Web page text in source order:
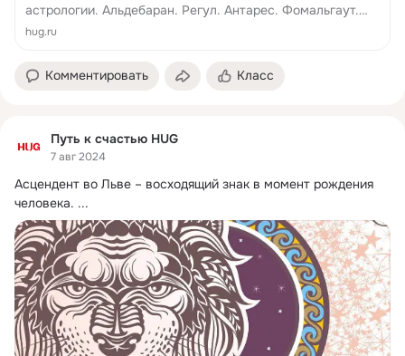
астрологии. Альдебаран. Регул. Антарес. Фомальгаут.
Неподвижные звезды в астрологии. Примеры толкования
вопросы о звездах ...
hug.ru
Комментировать Класс
Путь к счастью HUG
7 авг 2024
Асцендент во Льве – восходящий знак в момент рождения
человека. ...